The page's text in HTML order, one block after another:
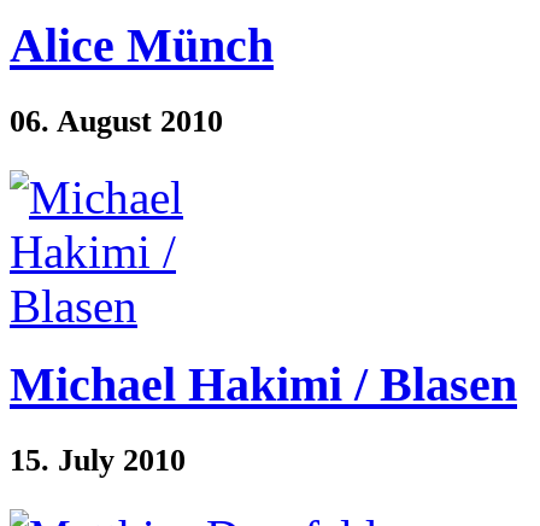
Alice Münch
06. August 2010
Michael Hakimi / Blasen
15. July 2010